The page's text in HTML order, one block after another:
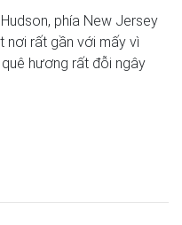
phía New Jersey
nơi rất gần với mấy vì
hương rất đỗi ngây